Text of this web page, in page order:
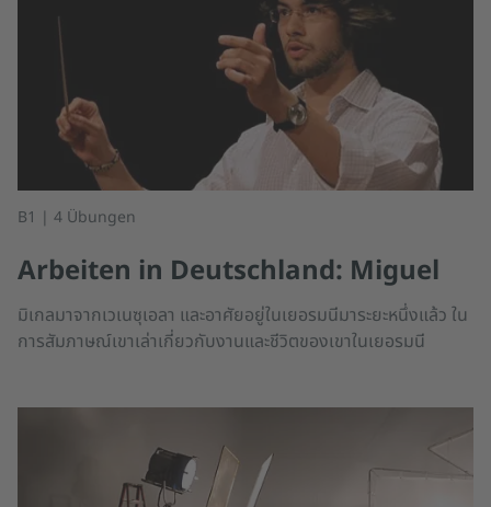
B1 | 4 Übungen
Arbeiten in Deutschland: Miguel
มิเกลมาจากเวเนซุเอลา และอาศัยอยู่ในเยอรมนีมาระยะหนึ่งแล้ว ใน
การสัมภาษณ์เขาเล่าเกี่ยวกับงานและชีวิตของเขาในเยอรมนี